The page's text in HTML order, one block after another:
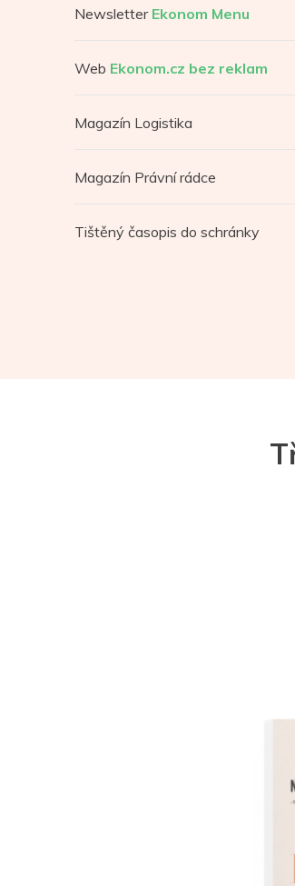
Newsletter Ekonom Menu
Web Ekonom.cz bez reklam
Magazín Logistika
Magazín Právní rádce
Tištěný časopis do schránky